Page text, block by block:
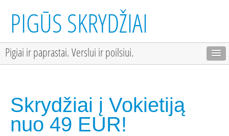
PIGŪS SKRYDŽIAI
Pigiai ir paprastai. Verslui ir poilsiui.
Skrydžiai į Vokietiją
nuo 49 EUR!